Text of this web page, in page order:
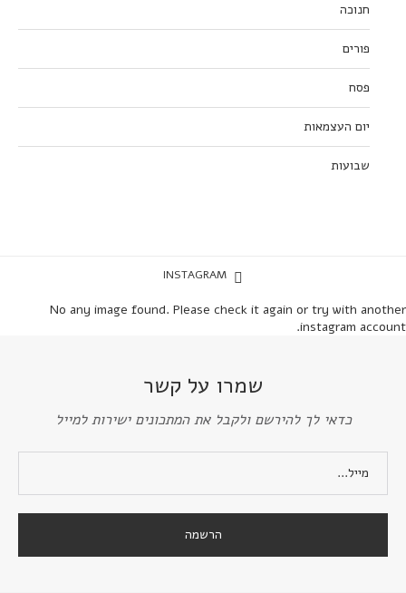
חנוכה
פורים
פסח
יום העצמאות
שבועות
INSTAGRAM
No any image found. Please check it again or try with another
instagram account.
שמרו על קשר
כדאי לך להירשם ולקבל את המתכונים ישירות למייל